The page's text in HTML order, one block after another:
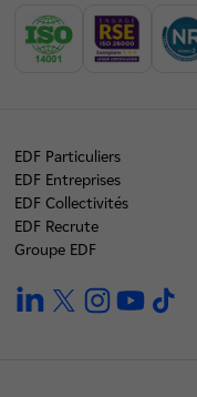
EDF Particuliers
EDF Entreprises
EDF Collectivités
EDF Recrute
Groupe EDF
linkedintwitterinstagramyoutube